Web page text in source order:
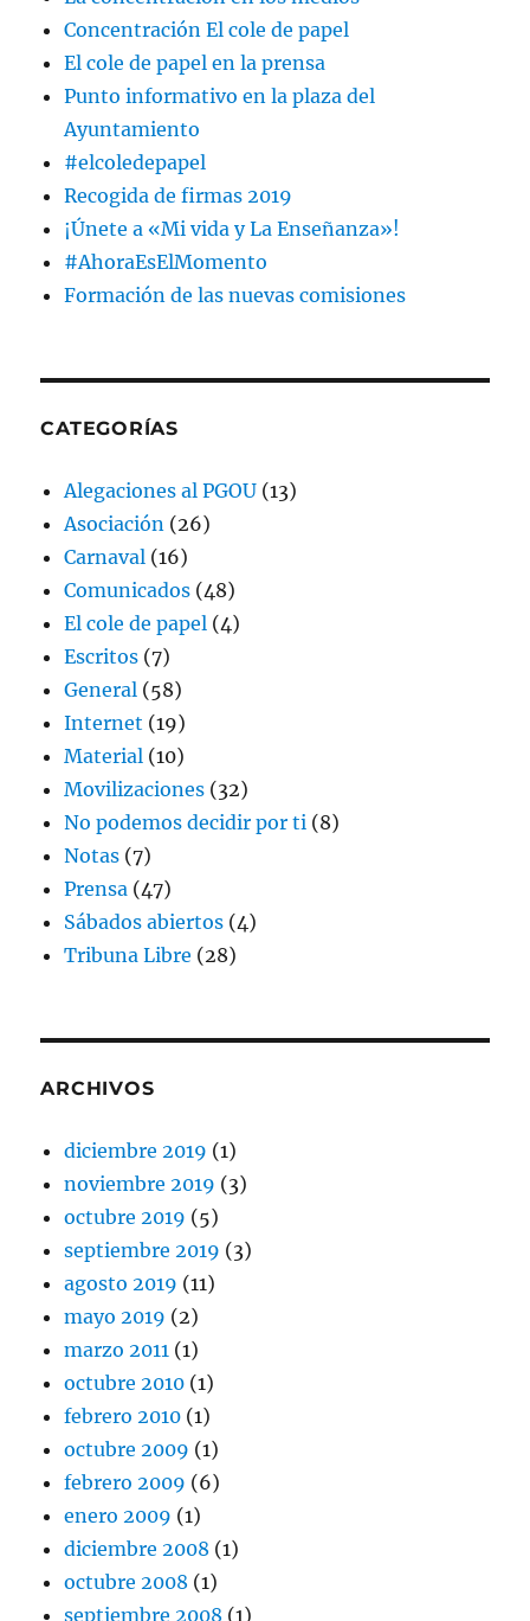
Concentración El cole de papel
El cole de papel en la prensa
Punto informativo en la plaza del
Ayuntamiento
#elcoledepapel
Recogida de firmas 2019
¡Únete a «Mi vida y La Enseñanza»!
#AhoraEsElMomento
Formación de las nuevas comisiones
CATEGORÍAS
Alegaciones al PGOU (13)
Asociación (26)
Carnaval (16)
Comunicados (48)
El cole de papel (4)
Escritos (7)
General (58)
Internet (19)
Material (10)
Movilizaciones (32)
No podemos decidir por ti (8)
Notas (7)
Prensa (47)
Sábados abiertos (4)
Tribuna Libre (28)
ARCHIVOS
diciembre 2019 (1)
noviembre 2019 (3)
octubre 2019 (5)
septiembre 2019 (3)
agosto 2019 (11)
mayo 2019 (2)
marzo 2011 (1)
octubre 2010 (1)
febrero 2010 (1)
octubre 2009 (1)
febrero 2009 (6)
enero 2009 (1)
diciembre 2008 (1)
octubre 2008 (1)
septiembre 2008 (1)